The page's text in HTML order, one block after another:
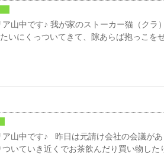
山中です♪ 我が家のストーカー猫（クラ
いにくっついてきて、隙あらば抱っこを
ア山中です♪ 昨日は元請け会社の会議が
いていき近くでお茶飲んだり買い物し